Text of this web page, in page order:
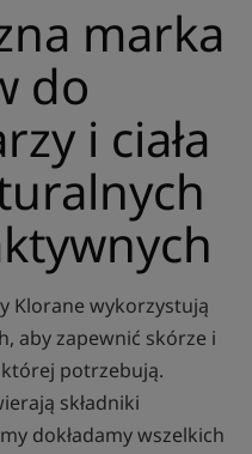
marka
do
i ciała
Klorane wykorzystują
aby zapewnić skórze i
potrzebują.
składniki
dokładamy wszelkich